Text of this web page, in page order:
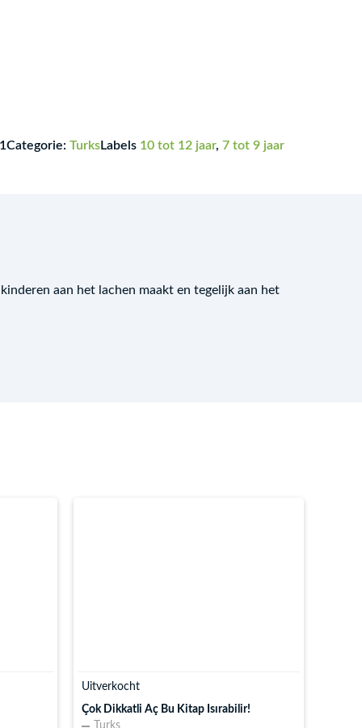
Categorie: TurksLabels 10 tot 12 jaar, 7 tot 9 jaar
aan het lachen maakt en tegelijk aan het
Uitverkocht
Çok Dikkatli Aç Bu Kitap Isırabilir!